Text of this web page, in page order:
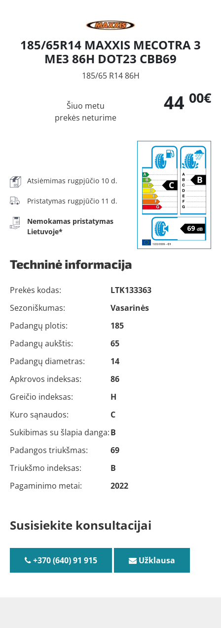
185/65R14 MAXXIS MECOTRA 3
ME3 86H DOT23 CBB69
185/65 R14 86H
44 00€
Šiuo metu
prekės neturime
Atsiėmimas rugpjūčio 10 d.
Pristatymas rugpjūčio 11 d.
Nemokamas pristatymas
Lietuvoje*
Techninė informacija
Prekės kodas:
LTK133363
Sezoniškumas:
Vasarinės
Padangų plotis:
185
Padangų aukštis:
65
Padangų diametras:
14
Apkrovos indeksas:
86
Greičio indeksas:
H
Kuro sąnaudos:
C
Sukibimas su šlapia danga:B
Padangos triukšmas:
69
Triukšmo indeksas:
B
Pagaminimo metai:
2022
Susisiekite konsultacijai
+370 (640) 91 915 Užklausa